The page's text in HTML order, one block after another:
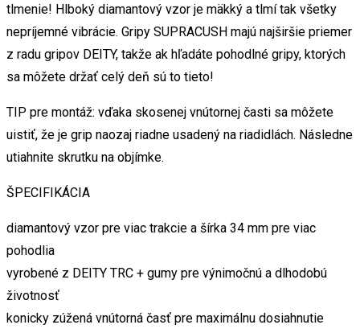
tlmenie! Hlboký diamantový vzor je mäkký a tlmí tak všetky
nepríjemné vibrácie. Gripy SUPRACUSH majú najširšie priemer
z radu gripov DEITY, takže ak hľadáte pohodlné gripy, ktorých
sa môžete držať celý deň sú to tieto!
TIP pre montáž: vďaka skosenej vnútornej časti sa môžete
uistiť, že je grip naozaj riadne usadený na riadidlách. Následne
utiahnite skrutku na objímke.
ŠPECIFIKÁCIA
diamantový vzor pre viac trakcie a šírka 34 mm pre viac
pohodlia
vyrobené z DEITY TRC + gumy pre výnimočnú a dlhodobú
životnosť
konicky zúžená vnútorná časť pre maximálnu dosiahnutie